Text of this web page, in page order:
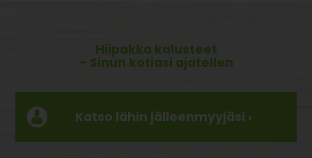
Hiipakka kalusteet
- Sinun kotiasi ajatellen
Katso lähin jälleenmyyjäsi ›